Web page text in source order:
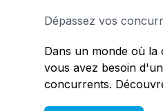
Dépassez vos
Dans un monde où la
vous avez besoin
concurrents.